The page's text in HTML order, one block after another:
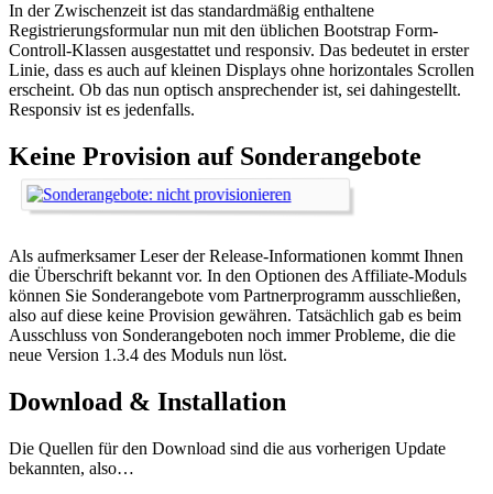
In der Zwischenzeit ist das standardmäßig enthaltene
Registrierungsformular nun mit den üblichen Bootstrap Form-
Controll-Klassen ausgestattet und responsiv. Das bedeutet in erster
Linie, dass es auch auf kleinen Displays ohne horizontales Scrollen
erscheint. Ob das nun optisch ansprechender ist, sei dahingestellt.
Responsiv ist es jedenfalls.
Keine Provision auf Sonderangebote
Als aufmerksamer Leser der Release-Informationen kommt Ihnen
die Überschrift bekannt vor. In den Optionen des Affiliate-Moduls
können Sie Sonderangebote vom Partnerprogramm ausschließen,
also auf diese keine Provision gewähren. Tatsächlich gab es beim
Ausschluss von Sonderangeboten noch immer Probleme, die die
neue Version 1.3.4 des Moduls nun löst.
Download & Installation
Die Quellen für den Download sind die aus vorherigen Update
bekannten, also…